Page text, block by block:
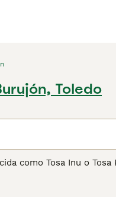
Toledo
como Tosa Inu o
un excelente